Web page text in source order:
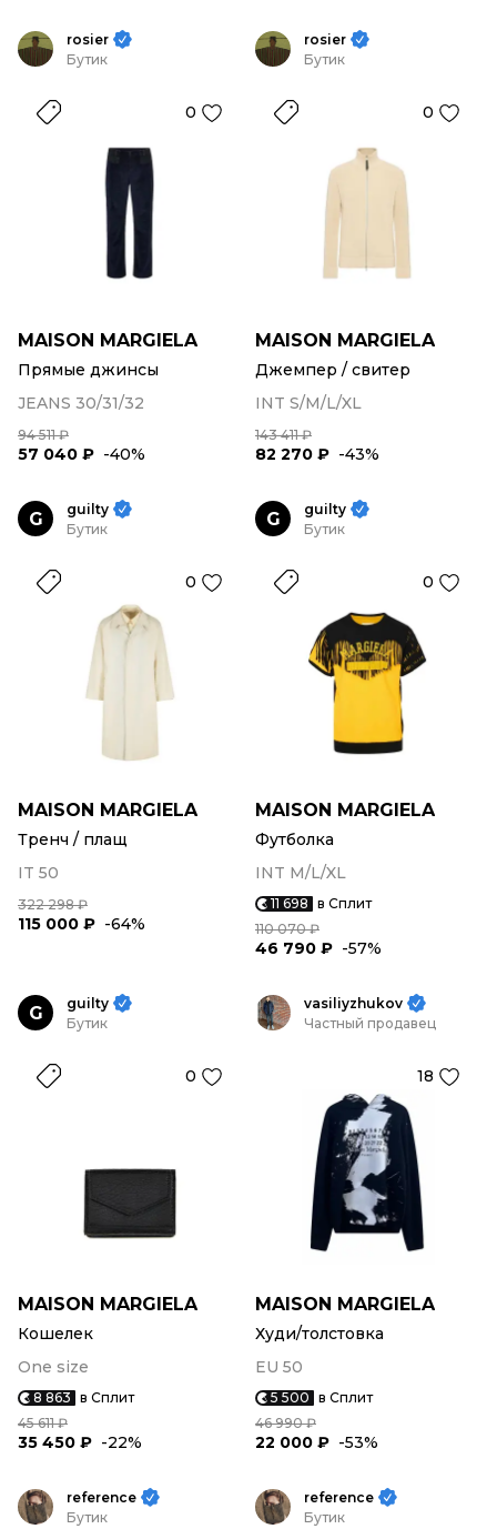
rosier
Бутик
0
MAISON MARGIELA
Прямые джинсы
JEANS 30/31/32
94 511 ₽
57 040 ₽ -40%
rosier
Бутик
0
MAISON MARGIELA
Джемпер / свитер
INT S/M/L/XL
143 411 ₽
82 270 ₽ -43%
G
guilty
Бутик
0
MAISON MARGIELA
Тренч / плащ
IT 50
322 298 ₽
115 000 ₽ -64%
G
guilty
Бутик
0
MAISON MARGIELA
Футболка
INT M/L/XL
11 698 в Сплит
110 070 ₽
46 790 ₽ -57%
G
guilty
Бутик
0
MAISON MARGIELA
Кошелек
One size
8 863 в Сплит
45 611 ₽
35 450 ₽ -22%
vasiliyzhukov
Частный продавец
18
MAISON MARGIELA
Худи/толстовка
EU 50
5 500 в Сплит
46 990 ₽
22 000 ₽ -53%
reference
Бутик
reference
Бутик